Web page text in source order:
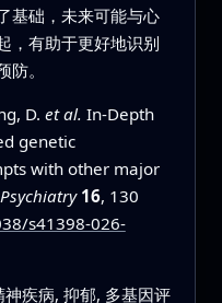
基础，未来可能与心
，有助于更好地识别
。
D. et al. In-Depth
genetic
with other major
16, 130
s41398-026-
疾病, 抑郁, 多基因评